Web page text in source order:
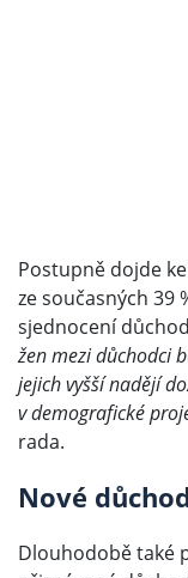
Postupně dojde
ze současných 39
sjednocení
žen mezi důchodci
jejich vyšší nadějí
v demografické
rada.
Nové
Dlouhodobě také